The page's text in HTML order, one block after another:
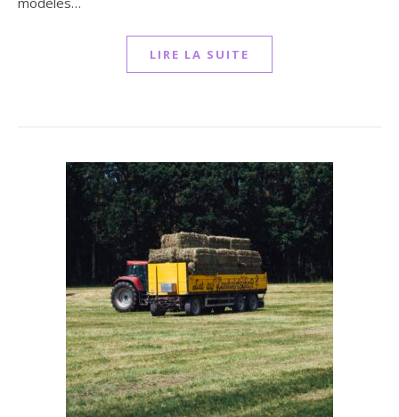
LIRE LA SUITE